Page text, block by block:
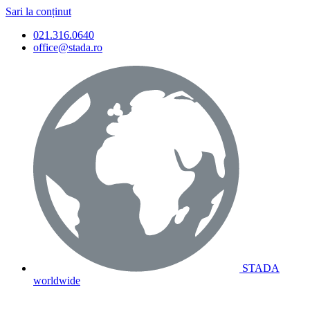
Sari la conținut
021.316.0640
office@stada.ro
STADA
worldwide